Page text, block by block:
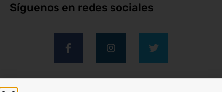
Síguenos en redes sociales